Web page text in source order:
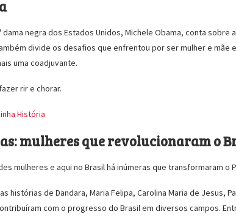
dama negra dos Estados Unidos, Michele Obama, conta
divide os desafios que enfrentou por ser mulher e
uma coadjuvante.
rir e chorar.
História
mulheres que revolucionaram o
mulheres e aqui no Brasil há inúmeras que transformaram o
histórias de Dandara, Maria Felipa, Carolina Maria de Jesus,
com o progresso do Brasil em diversos campos.